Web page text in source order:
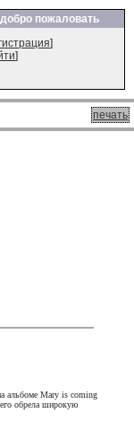
добро пожаловать
]
]
печать
альбоме Mary is coming
обрела широкую